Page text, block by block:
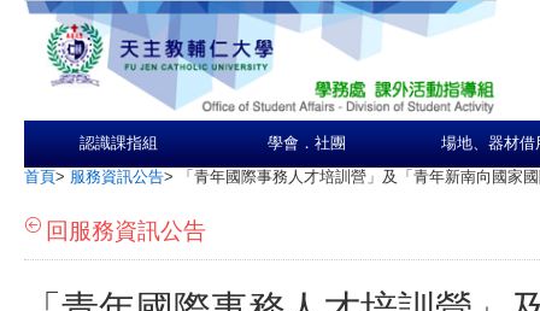
認識課指組 學會．社團 場地、器材借
首頁> 服務資訊公告> 「青年國際事務人才培訓營」及「青年新南向國家
回服務資訊公告